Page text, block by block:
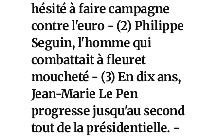
hésité à faire campagne
contre l'euro - (2) Philippe
Seguin, l'homme qui
combattait à fleuret
moucheté - (3) En dix ans,
Jean-Marie Le Pen
progresse jusqu'au second
tout de la présidentielle. -